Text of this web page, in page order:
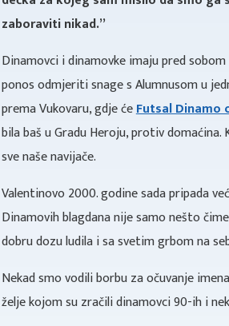
zaboraviti nikad.”
Dinamovci i dinamovke imaju pred
ponos odmjeriti snage s Alumnusom u
prema Vukovaru, gdje ćeFutsal Dinamo
bila baš u Gradu Heroju, protiv
sve naše navijače.
Valentinovo 2000. godine sada pripada
Dinamovih blagdana nije samo nešto
dobru dozu ludila i sa svetim grbom na
Nekad smo vodili borbu za očuvanje
želje kojom su zračili dinamovci 90-ih i